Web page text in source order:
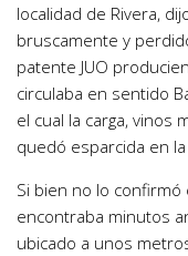
localidad de Rivera,
bruscamente y
patente JUO
circulaba en sentido
el cual la carga, vinos
quedó esparcida en
Si bien no lo
encontraba minutos
ubicado a unos